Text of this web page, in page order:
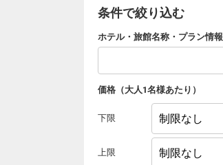
条件で絞り込む
ホテル・旅館名称・プラン情報
価格（大人1名様あたり）
下限
上限